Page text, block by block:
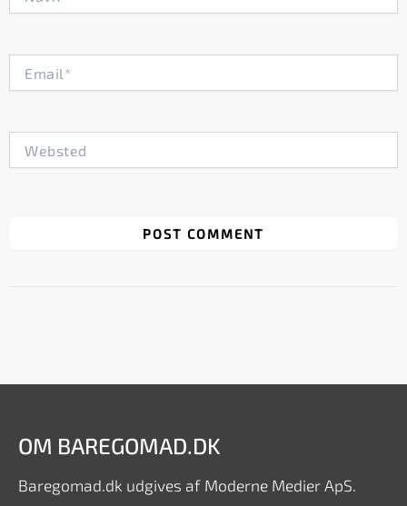
OM BAREGOMAD.DK
Baregomad.dk udgives af Moderne Medier ApS.